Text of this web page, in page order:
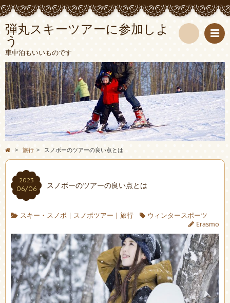
弾丸スキーツアーに参加しよ
う
車中泊もいいものです
索
> 旅行 > スノボーのツアーの良い点とは
2023
06/06 スノボーのツアーの良い点とは
スキー・スノボ | スノボツアー | 旅行
ウィンタースポーツ
Erasmo